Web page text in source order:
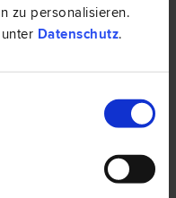
zu personalisieren.
Datenschutz.